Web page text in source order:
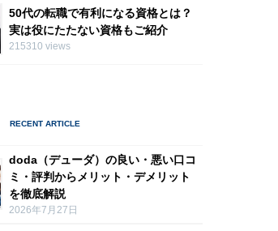
50代の転職で有利になる資格とは？
実は役にたたない資格もご紹介
215310 views
doda（デューダ）の良い・悪い口コ
ミ・評判からメリット・デメリット
を徹底解説
2026年7月27日